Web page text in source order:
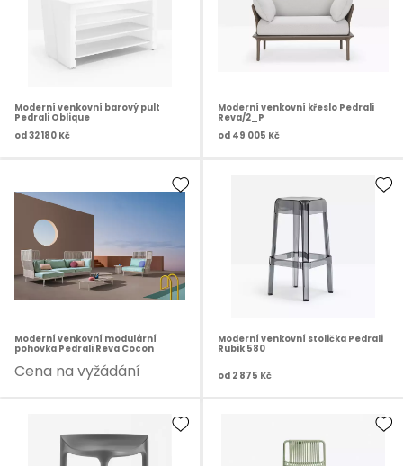
Moderní venkovní barový pult
Pedrali Oblique
od 32 180 Kč
Moderní venkovní křeslo Pedrali
Reva/2_P
od 49 005 Kč
Moderní venkovní modulární
pohovka Pedrali Reva Cocon
Cena na vyžádání
Moderní venkovní stolička Pedrali
Rubik 580
od 2 875 Kč